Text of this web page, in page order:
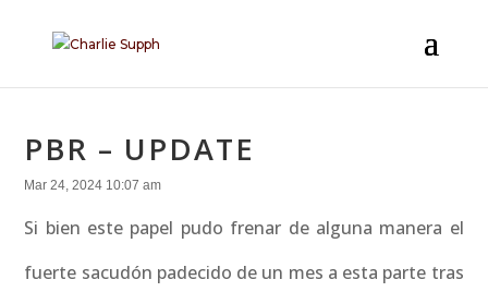
PBR – UPDATE
Mar 24, 2024 10:07 am
Si bien este papel pudo frenar de alguna manera el
fuerte sacudón padecido de un mes a esta parte tras